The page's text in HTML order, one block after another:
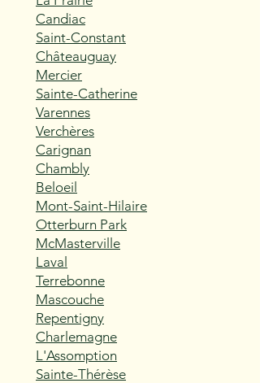
Candiac
Saint-Constant
Châteauguay
Mercier
Sainte-Catherine
Varennes
Verchères
Carignan
Chambly
Beloeil
Mont-Saint-Hilaire
Otterburn Park
McMasterville
Laval
Terrebonne
Mascouche
Repentigny
Charlemagne
L'Assomption
Sainte-Thérèse